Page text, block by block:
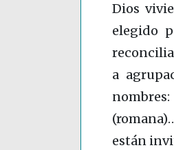
Dios
elegido
a
están